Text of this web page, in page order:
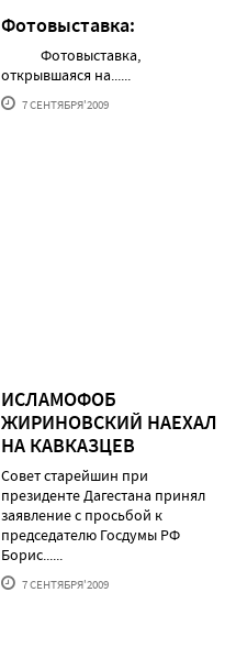
Фотовыставка:
Фотовыставка,
открывшаяся на......
7 СЕНТЯБРЯ'2009
ИСЛАМОФОБ
ЖИРИНОВСКИЙ НАЕХАЛ
НА КАВКАЗЦЕВ
Совет старейшин при
президенте Дагестана принял
заявление с просьбой к
председателю Госдумы РФ
Борис......
7 СЕНТЯБРЯ'2009